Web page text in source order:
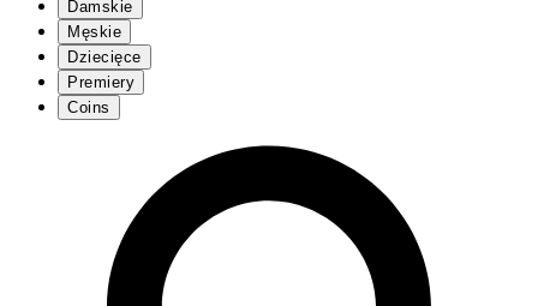
Damskie
Męskie
Dziecięce
Premiery
Coins